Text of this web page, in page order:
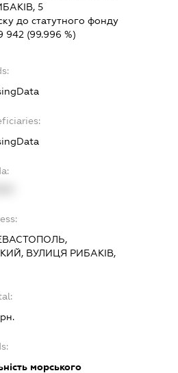
5
до статутного фонду
942 (99.996 %)
ВУЛИЦЯ РИБАКІВ,
морського